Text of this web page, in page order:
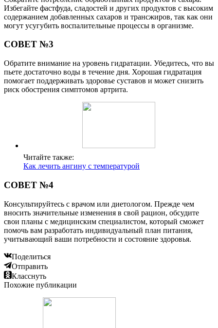
Избегайте фастфуда, сладостей и других продуктов с высоким
содержанием добавленных сахаров и трансжиров, так как они
могут усугубить воспалительные процессы в организме.
СОВЕТ №3
Обратите внимание на уровень гидратации. Убедитесь, что вы
пьете достаточно воды в течение дня. Хорошая гидратация
помогает поддерживать здоровье суставов и может снизить
риск обострения симптомов артрита.
Читайте также:
Как лечить ангину с температурой
СОВЕТ №4
Консультируйтесь с врачом или диетологом. Прежде чем
вносить значительные изменения в свой рацион, обсудите
свои планы с медицинским специалистом, который сможет
помочь вам разработать индивидуальный план питания,
учитывающий ваши потребности и состояние здоровья.
Поделиться
Отправить
Класснуть
Похожие публикации